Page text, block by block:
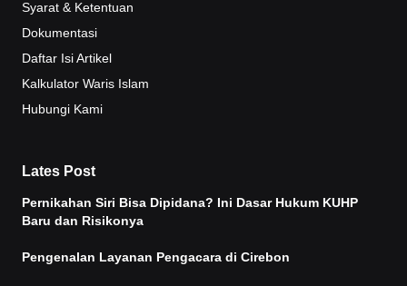
Syarat & Ketentuan
Dokumentasi
Daftar Isi Artikel
Kalkulator Waris Islam
Hubungi Kami
Lates Post
Pernikahan Siri Bisa Dipidana? Ini Dasar Hukum KUHP
Baru dan Risikonya
Pengenalan Layanan Pengacara di Cirebon